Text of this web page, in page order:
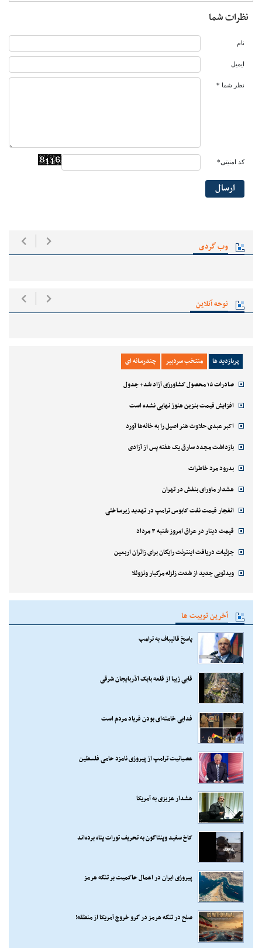
وب گردی
نوحه آنلاین
پربازدید ها منتخب سردبیر چندرسانه ای
صادرات ۱۵ محصول کشاورزی آزاد شد+ جدول
افزایش قیمت بنزین هنوز نهایی نشده است
اکبر عبدی حلاوت هنر اصیل را به خانه‌ها آورد
بازداشت مجدد سارق یک هفته پس از آزادی
بدرود مرد خاطرات
هشدار ماورای بنفش در تهران
انفجار قیمت نفت کابوس ترامپ در تهدید زیرساختی
قیمت دینار در عراق امروز شنبه ۳ مرداد
جزئیات دریافت اینترنت رایگان برای زائران اربعین
ویدئویی جدید از شدت زلزله مرگبار ونزوئلا
آخرین توییت ها
پاسخ قالیباف به ترامپ
قابی زیبا از قلعه بابک آذربایجان شرقی
فدایی خامنه‌ای بودن فریاد مردم است
عصبانیت ترامپ از پیروزی نامزد حامی فلسطین
هشدار عزیزی به آمریکا
کاخ سفید وپنتاگون به تحریف تورات پناه برده‌اند
پیروزی ایران در اعمال حاکمیت بر تنگه هرمز
صلح در تنگه هرمز در گرو خروج آمریکا از منطقه!
نظرات شما
نام
ایمیل
نظر شما *
کد امنیتی*
ارسال